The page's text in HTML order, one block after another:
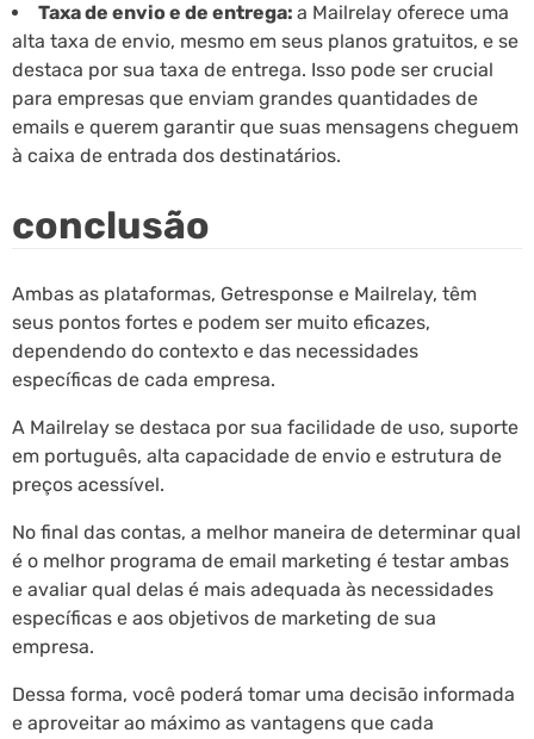
Taxa de envio e de entrega: a Mailrelay oferece uma
alta taxa de envio, mesmo em seus planos gratuitos, e se
destaca por sua taxa de entrega. Isso pode ser crucial
para empresas que enviam grandes quantidades de
emails e querem garantir que suas mensagens cheguem
à caixa de entrada dos destinatários.
conclusão
Ambas as plataformas, Getresponse e Mailrelay, têm
seus pontos fortes e podem ser muito eficazes,
dependendo do contexto e das necessidades
específicas de cada empresa.
A Mailrelay se destaca por sua facilidade de uso, suporte
em português, alta capacidade de envio e estrutura de
preços acessível.
No final das contas, a melhor maneira de determinar qual
é o melhor programa de email marketing é testar ambas
e avaliar qual delas é mais adequada às necessidades
específicas e aos objetivos de marketing de sua
empresa.
Dessa forma, você poderá tomar uma decisão informada
e aproveitar ao máximo as vantagens que cada